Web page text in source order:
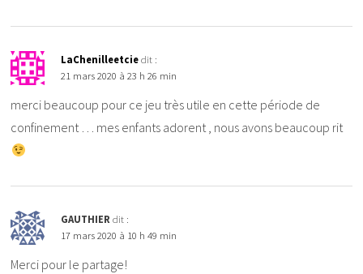
LaChenilleetcie dit :
21 mars 2020 à 23 h 26 min
merci beaucoup pour ce jeu très utile en cette période de
confinement … mes enfants adorent , nous avons beaucoup rit
GAUTHIER dit :
17 mars 2020 à 10 h 49 min
Merci pour le partage!